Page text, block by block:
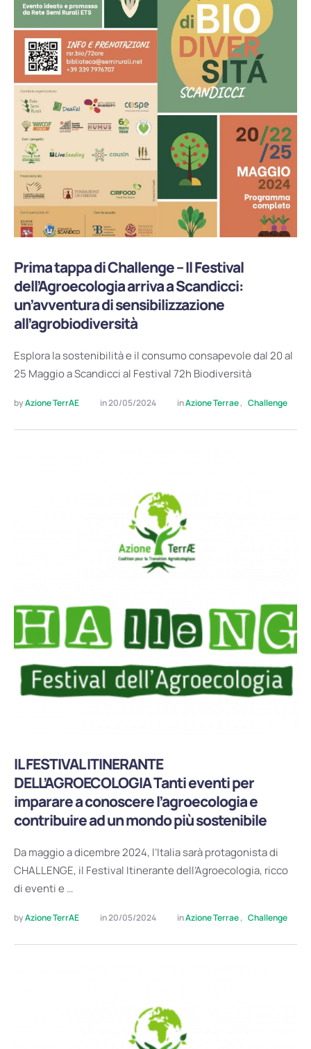
Prima tappa di Challenge – Il Festival
dell’Agroecologia arriva a Scandicci:
un’avventura di sensibilizzazione
all’agrobiodiversità
Esplora la sostenibilità e il consumo consapevole dal 20 al
25 Maggio a Scandicci al Festival 72h Biodiversità
by Azione TerrAE in 20/05/2024 in Azione Terrae, Challenge
IL FESTIVAL ITINERANTE
DELL’AGROECOLOGIA Tanti eventi per
imparare a conoscere l’agroecologia e
contribuire ad un mondo più sostenibile
Da maggio a dicembre 2024, l’Italia sarà protagonista di
CHALLENGE, il Festival Itinerante dell’Agroecologia, ricco
di eventi e …
by Azione TerrAE in 20/05/2024 in Azione Terrae, Challenge